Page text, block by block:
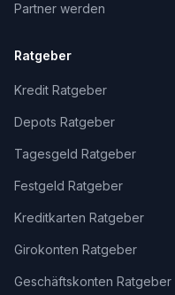
Partner werden
Ratgeber
Kredit Ratgeber
Depots Ratgeber
Tagesgeld Ratgeber
Festgeld Ratgeber
Kreditkarten Ratgeber
Girokonten Ratgeber
Geschäftskonten Ratgeber